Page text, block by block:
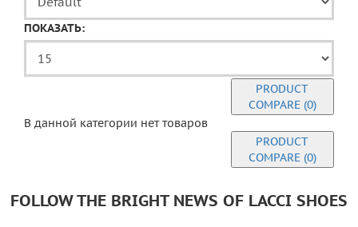
ПОКАЗАТЬ:
PRODUCT
COMPARE (0)
В данной категории нет товаров
PRODUCT
COMPARE (0)
FOLLOW THE BRIGHT NEWS OF LACCI SHOES